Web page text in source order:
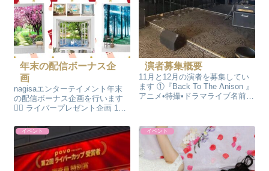
年末の配信ボーナス企
画
nagisaエンターテイメント年末
の配信ボーナス企画を行います
🙋‍♀️ ライバープレゼント企画 12
には事務所から後日、時間とア
イテムに応じたプレゼントを発
送させて頂きます 又は札幌撮影
会参加の方は特別価格での参...
演者募集概要
11月と12月の演者を募集してい
ます ①『Back To The Anison 』
アニメ•特撮•ドラマライブ名前
題歌も大丈夫です ②『Charme
night』 『Charme ni...
イベント イベント